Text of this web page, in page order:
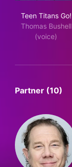
Teen Titans Go!
Thomas Bushell
(voice)
Partner (10)